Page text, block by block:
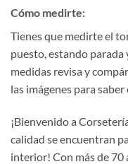
Cómo medirte:
Tienes que medirte el
puesto, estando parada
medidas revisa y
las imágenes para
¡Bienvenido a
calidad se encuentran
interior! Con más de 70